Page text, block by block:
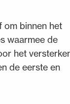
om binnen het
waarmee de
het
de eerste en